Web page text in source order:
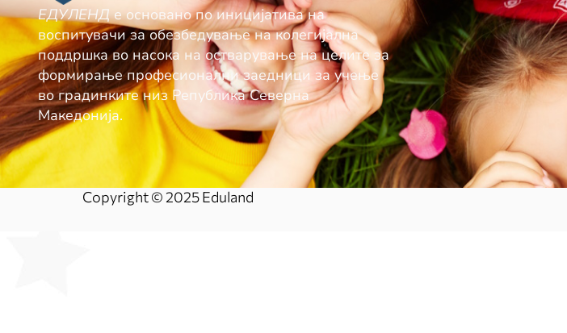
ЕДУЛЕНДе основано по иницијатива на
воспитувачи за обезбедување нa колегијална
поддршка во насока на остварување на целите за
формирање професионални заедници за учење
во градинките низ Република Северна
Македонија.
Copyright © 2025 Eduland